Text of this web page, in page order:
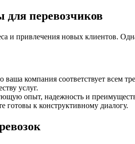
для перевозчиков
и привлечения новых клиентов.
ваша компания соответствует всем
услуг.
опыт, надежность и
готовы к конструктивному диалогу.